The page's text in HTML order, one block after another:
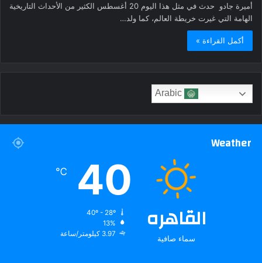
أميرة جادو حدث في مثل هذا اليوم 20 أغسطس الكثير من الأحداث التاريخية
الهامة التي غيرت خريطة العالم، كما ولد…
أكمل القراءة »
Weather
القاهره
سماء صافية
40
℃
13%
3.97 كيلومتر/ساعة